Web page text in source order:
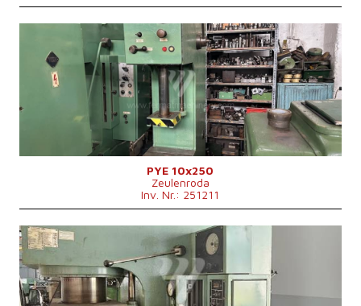
1959
Presskraft
10 t
Die Abmessungen des Desktop
500x400 mm
Stößelabmessungen
450x280 mm
Hauptmotorleistung
4 kW
Maschinenabmessungen L x B x H1300x1000x2220 mm
Maschinengewicht
1100 kg
Kontrollsystem
PYE 10x250
Zeulenroda
Inv. Nr.: 251211
Baujahr:
1984
160 t
Die Abmessungen des Desktop 900x630 mm
Hauptmotorleistung
17 kW
Maschinengewicht
7000 kg